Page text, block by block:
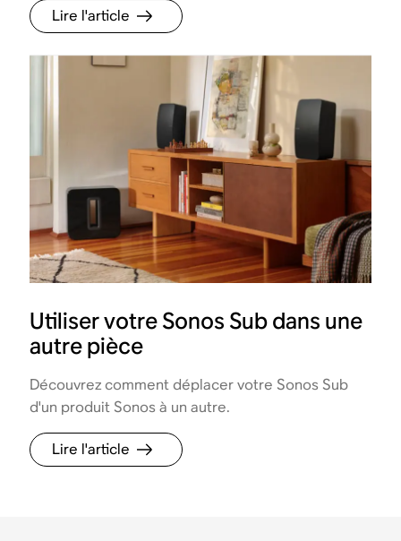
Lire l'article
Utiliser votre Sonos Sub dans une
autre pièce
Découvrez comment déplacer votre Sonos Sub
d'un produit Sonos à un autre.
Lire l'article